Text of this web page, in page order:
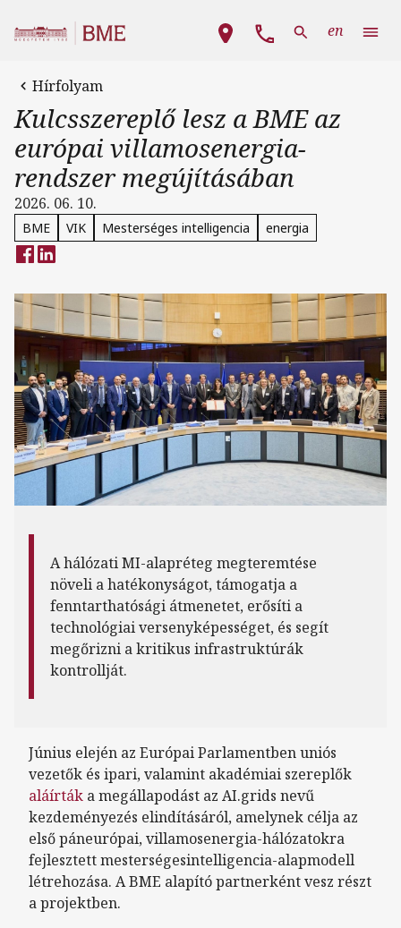
Fő navigáció
en
Hírfolyam
Kulcsszereplő lesz a BME az
európai villamosenergia-
rendszer megújításában
2026. 06. 10.
BME VIK Mesterséges intelligencia energia
A hálózati MI-alapréteg megteremtése
növeli a hatékonyságot, támogatja a
fenntarthatósági átmenetet, erősíti a
technológiai versenyképességet, és segít
megőrizni a kritikus infrastruktúrák
kontrollját.
Június elején az Európai Parlamentben uniós
vezetők és ipari, valamint akadémiai szereplők
aláírták a megállapodást az AI.grids nevű
kezdeményezés elindításáról, amelynek célja az
első páneurópai, villamosenergia-hálózatokra
fejlesztett mesterségesintelligencia-alapmodell
létrehozása. A BME alapító partnerként vesz részt
a projektben.